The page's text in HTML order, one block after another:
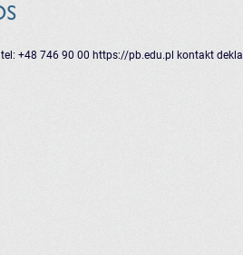
tel: +48 746 90 00 https://pb.edu.pl kontakt